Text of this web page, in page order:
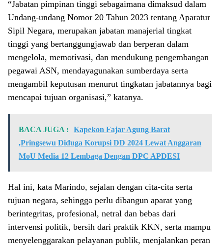
“Jabatan pimpinan tinggi sebagaimana dimaksud dalam
Undang-undang Nomor 20 Tahun 2023 tentang Aparatur
Sipil Negara, merupakan jabatan manajerial tingkat
tinggi yang bertanggungjawab dan berperan dalam
mengelola, memotivasi, dan mendukung pengembangan
pegawai ASN, mendayagunakan sumberdaya serta
mengambil keputusan menurut tingkatan jabatannya bagi
mencapai tujuan organisasi,” katanya.
BACA JUGA :
Kapekon Fajar Agung Barat
,Pringsewu Diduga Korupsi DD 2024 Lewat Anggaran
MoU Media 12 Lembaga Dengan DPC APDESI
Hal ini, kata Marindo, sejalan dengan cita-cita serta
tujuan negara, sehingga perlu dibangun aparat yang
berintegritas, profesional, netral dan bebas dari
intervensi politik, bersih dari praktik KKN, serta mampu
menyelenggarakan pelayanan publik, menjalankan peran